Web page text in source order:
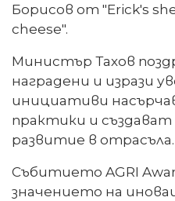
Борисов от "Erick's
cheese".
Министър Тахов
наградени и изрази
инициативи
практики и създават
развитие в отрасъла.
Събитието AGRI
значението на